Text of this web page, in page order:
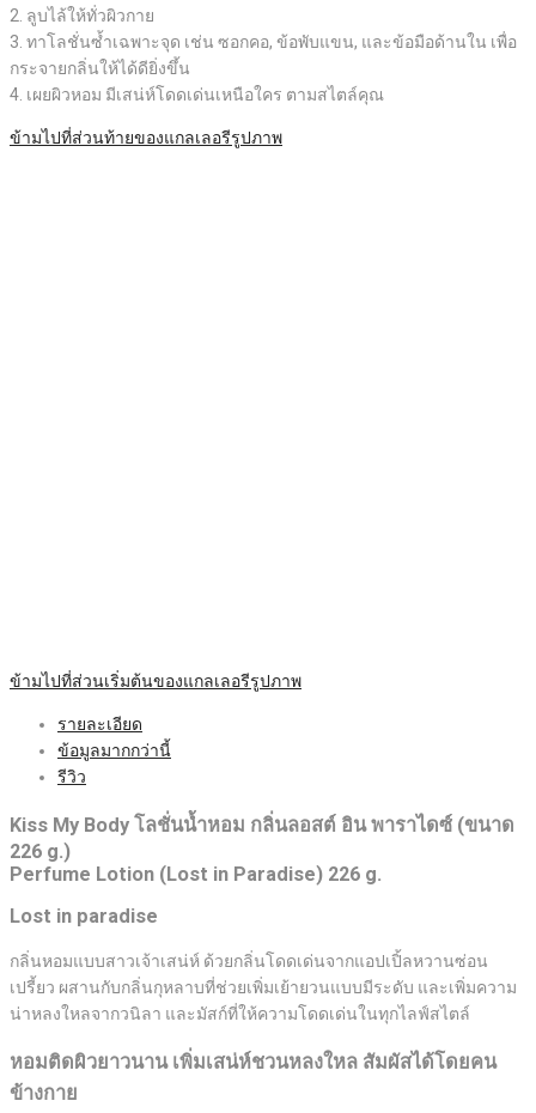
2. ลูบไล้ให้ทั่วผิวกาย
3. ทาโลชั่นซ้ำเฉพาะจุด เช่น ซอกคอ, ข้อพับแขน, และข้อมือด้านใน เพื่อ
กระจายกลิ่นให้ได้ดียิ่งขึ้น
4. เผยผิวหอม มีเสน่ห์โดดเด่นเหนือใคร ตามสไตล์คุณ​
ข้ามไปที่ส่วนท้ายของแกลเลอรีรูปภาพ
ข้ามไปที่ส่วนเริ่มต้นของแกลเลอรีรูปภาพ
รายละเอียด
ข้อมูลมากกว่านี้
รีวิว
Kiss My Body โลชั่นน้ำหอม กลิ่นลอสต์ อิน พาราไดซ์ (ขนาด
226 g.)
Perfume Lotion (Lost in Paradise) 226 g.
Lost in paradise
กลิ่นหอมแบบสาวเจ้าเสน่ห์ ด้วยกลิ่นโดดเด่นจากแอปเปิ้ลหวานซ่อน
เปรี้ยว ผสานกับกลิ่นกุหลาบที่ช่วยเพิ่มเย้ายวนแบบมีระดับ และเพิ่มความ
น่าหลงใหลจากวนิลา และมัสก์ที่ให้ความโดดเด่นในทุกไลฟ์สไตล์
หอมติดผิวยาวนาน เพิ่มเสน่ห์ชวนหลงใหล สัมผัสได้โดยคน
ข้างกาย